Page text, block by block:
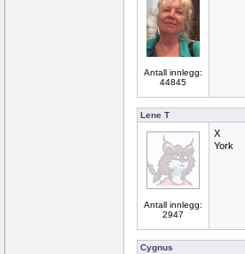
Antall innlegg:
44845
Lene T
Antall innlegg:
2947
X
York
Cygnus